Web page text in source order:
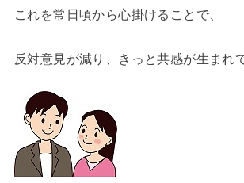
これを常日頃から心掛けることで、
反対意見が減り、きっと共感が生まれ